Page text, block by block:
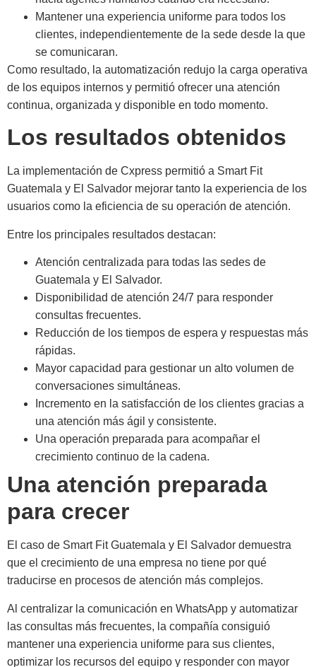
Mantener una experiencia uniforme para todos los
clientes, independientemente de la sede desde la que
se comunicaran.
Como resultado, la automatización redujo la carga operativa
de los equipos internos y permitió ofrecer una atención
continua, organizada y disponible en todo momento.
Los resultados obtenidos
La implementación de Cxpress permitió a Smart Fit
Guatemala y El Salvador mejorar tanto la experiencia de los
usuarios como la eficiencia de su operación de atención.
Entre los principales resultados destacan:
Atención centralizada para todas las sedes de
Guatemala y El Salvador.
Disponibilidad de atención 24/7 para responder
consultas frecuentes.
Reducción de los tiempos de espera y respuestas más
rápidas.
Mayor capacidad para gestionar un alto volumen de
conversaciones simultáneas.
Incremento en la satisfacción de los clientes gracias a
una atención más ágil y consistente.
Una operación preparada para acompañar el
crecimiento continuo de la cadena.
Una atención preparada
para crecer
El caso de Smart Fit Guatemala y El Salvador demuestra
que el crecimiento de una empresa no tiene por qué
traducirse en procesos de atención más complejos.
Al centralizar la comunicación en WhatsApp y automatizar
las consultas más frecuentes, la compañía consiguió
mantener una experiencia uniforme para sus clientes,
optimizar los recursos del equipo y responder con mayor